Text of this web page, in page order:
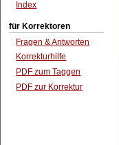
Index
für Korrektoren
Fragen & Antworten
Korrekturhilfe
PDF zum Taggen
PDF zur Korrektur